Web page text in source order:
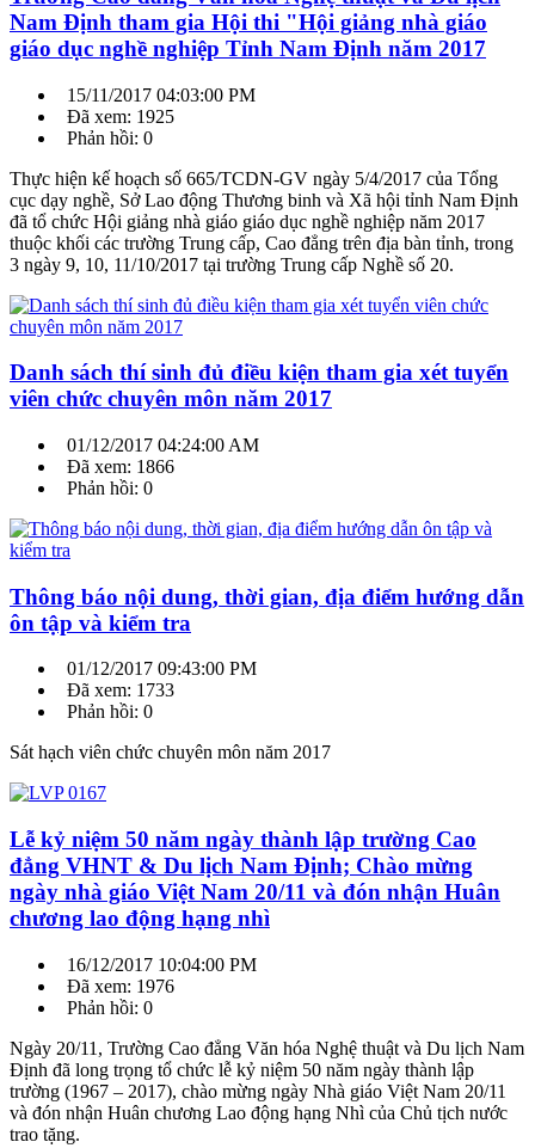
Nam Định tham gia Hội thi "Hội giảng nhà giáo
giáo dục nghề nghiệp Tỉnh Nam Định năm 2017
15/11/2017 04:03:00 PM
Đã xem: 1925
Phản hồi: 0
Thực hiện kế hoạch số 665/TCDN-GV ngày 5/4/2017 của Tổng
cục dạy nghề, Sở Lao động Thương binh và Xã hội tỉnh Nam Định
đã tổ chức Hội giảng nhà giáo giáo dục nghề nghiệp năm 2017
thuộc khối các trường Trung cấp, Cao đẳng trên địa bàn tỉnh, trong
3 ngày 9, 10, 11/10/2017 tại trường Trung cấp Nghề số 20.
Danh sách thí sinh đủ điều kiện tham gia xét tuyển
viên chức chuyên môn năm 2017
01/12/2017 04:24:00 AM
Đã xem: 1866
Phản hồi: 0
Thông báo nội dung, thời gian, địa điểm hướng dẫn
ôn tập và kiểm tra
01/12/2017 09:43:00 PM
Đã xem: 1733
Phản hồi: 0
Sát hạch viên chức chuyên môn năm 2017
Lễ kỷ niệm 50 năm ngày thành lập trường Cao
đẳng VHNT & Du lịch Nam Định; Chào mừng
ngày nhà giáo Việt Nam 20/11 và đón nhận Huân
chương lao động hạng nhì
16/12/2017 10:04:00 PM
Đã xem: 1976
Phản hồi: 0
Ngày 20/11, Trường Cao đẳng Văn hóa Nghệ thuật và Du lịch Nam
Định đã long trọng tổ chức lễ kỷ niệm 50 năm ngày thành lập
trường (1967 – 2017), chào mừng ngày Nhà giáo Việt Nam 20/11
và đón nhận Huân chương Lao động hạng Nhì của Chủ tịch nước
trao tặng.